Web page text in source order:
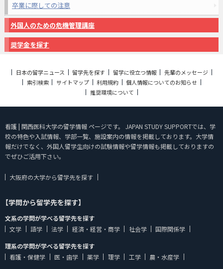
卒業に際しての注意
外国人のための危機管理講座
奨学金を探す
日本の留学ニュース 留学先を探す 留学に役立つ情報
先輩のメッセージ
索引検索
サイトマップ 利用規約
個人情報についてのお知らせ
推奨環境について
看護 | 関西医科大学の留学情報 ページです。 JAPAN STUDY SUPPORTでは、学
校の特色や入試情報、学部一覧、施設案内の情報を掲載しております。大学情
報だけでなく、外国人留学生向けの試験情報や留学情報も掲載しておりますの
でぜひご活用下さい。
大阪府の大学から留学先を探す
【学問から留学先を探す】
文系の学問が学べる留学先を探す
文学
語学 法学 経済・経営・商学 社会学
国際関係学
理系の学問が学べる留学先を探す
看護・保健学
医・歯学 薬学 理学 工学
農・水産学